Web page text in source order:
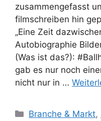
zusammengefasst
filmschreiben hin
„Eine Zeit
Autobiographie
(Was ist das?):
gab es nur noch
nicht nur in …
Kategorien
Branche & Markt,